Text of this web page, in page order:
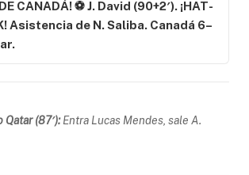
CANADÁ! ⚽ J. David (90+2′). ¡HAT-
Asistencia de N. Saliba. Canadá 6–
Qatar (87′):Entra Lucas Mendes, sale A.